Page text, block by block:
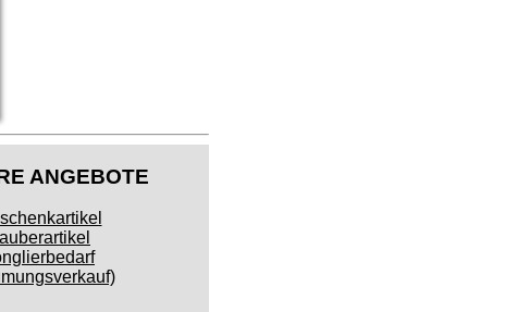
ANGEBOTE